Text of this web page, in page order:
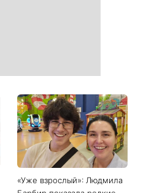
«Уже взрослый»: Людмила